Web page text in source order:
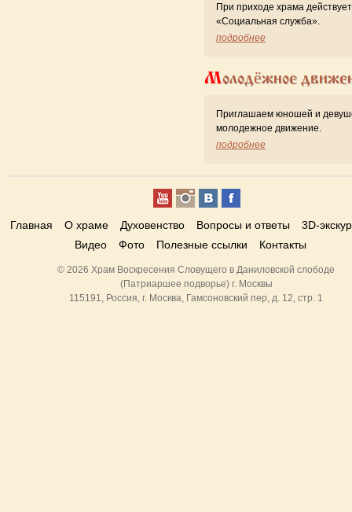
При приходе храма действует
«Cоциальная служба».
подробнее
Молодёжное
Приглашаем юношей и
молодежное движение.
подробнее
Главная О храме Духовенство Вопросы и ответы
3D-
Видео
Фото Полезные ссылки Контакты
© 2026 Храм Воскресения Словущего в Даниловской слободе
(Патриаршее подворье) г. Москвы
115191, Россия, г. Москва, Гамсоновский пер, д. 12, стр. 1